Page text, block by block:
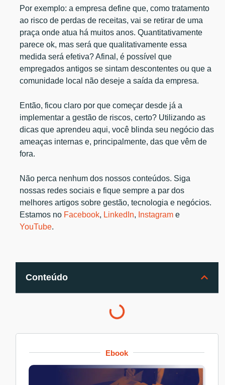
Por exemplo: a empresa define que, como tratamento
ao risco de perdas de receitas, vai se retirar de uma
praça onde atua há muitos anos. Quantitativamente
parece ok, mas será que qualitativamente essa
medida será efetiva? Afinal, é possível que
empregados antigos se sintam descontentes ou que a
comunidade local não deseje a saída da empresa.
Então, ficou claro por que começar desde já a
implementar a gestão de riscos, certo? Utilizando as
dicas que aprendeu aqui, você blinda seu negócio das
ameaças internas e, principalmente, das que vêm de
fora.
Não perca nenhum dos nossos conteúdos. Siga
nossas redes sociais e fique sempre a par dos
melhores artigos sobre gestão, tecnologia e negócios.
Estamos no Facebook, LinkedIn, Instagram e
YouTube.
Conteúdo
Ebook